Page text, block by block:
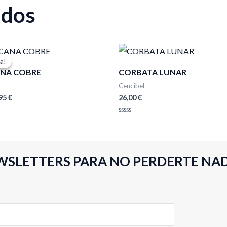
COBRE
€.
€
El
precio
es:
CORBATA LUNAR
Cencibel
26,00€
de
PARA NO PERDERTE